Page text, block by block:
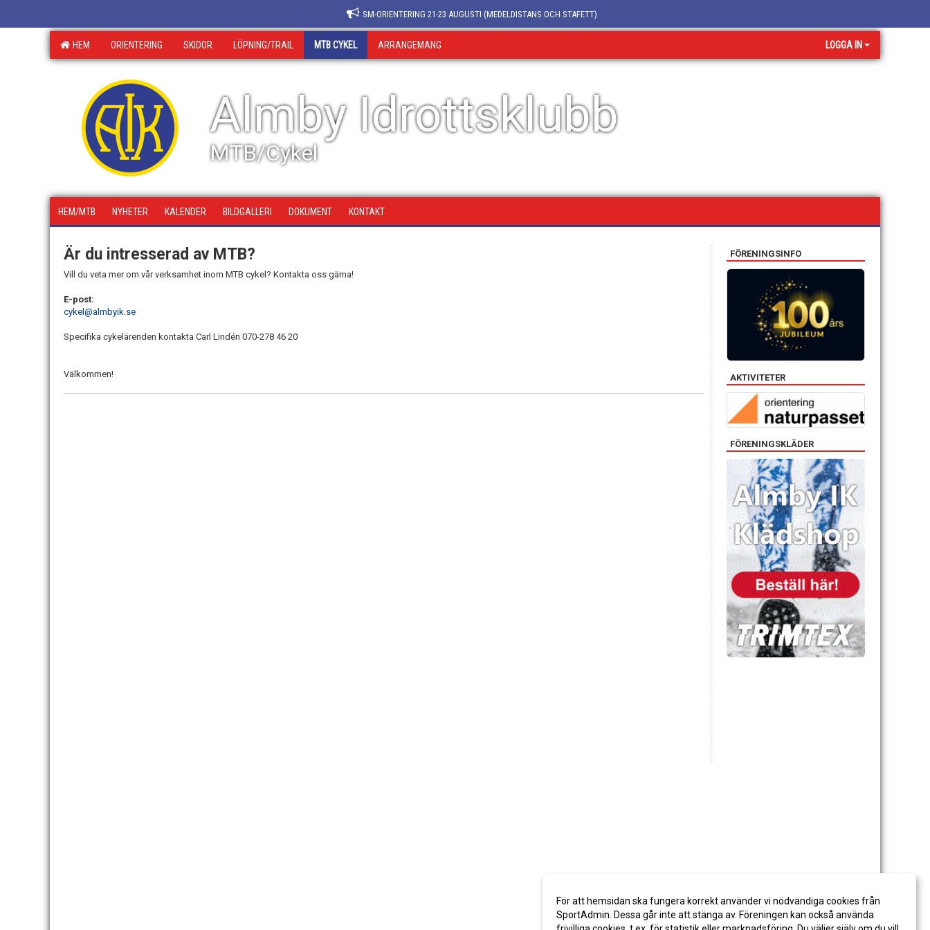
SM-ORIENTERING 21-23 AUGUSTI (MEDELDISTANS OCH STAFETT)
HEM ORIENTERING SKIDOR LÖPNING/TRAIL MTB CYKEL ARRANGEMANG LOGGA IN
Almby Idrottsklubb
MTB/Cykel
HEM/MTB NYHETER KALENDER BILDGALLERI DOKUMENT KONTAKT
Är du intresserad av MTB?
Vill du veta mer om vår verksamhet inom MTB cykel? Kontakta oss gärna!
E-post:
cykel@almbyik.se
Specifika cykelärenden kontakta Carl Lindén 070-278 46 20
Välkommen!
FÖRENINGSINFO
AKTIVITETER
FÖRENINGSKLÄDER
För att hemsidan ska fungera korrekt använder vi nödvändiga cookies från
SportAdmin. Dessa går inte att stänga av. Föreningen kan också använda